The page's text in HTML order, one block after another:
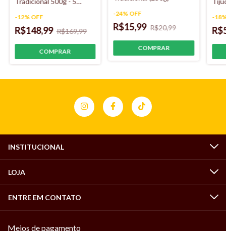
-12% OFF
R$148,99 R$169,99
-24% OFF
R$15,99 R$20,99
-18
INSTITUCIONAL
LOJA
ENTRE EM CONTATO
Meios de pagamento